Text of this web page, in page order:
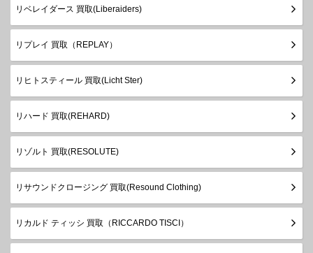
リベレイダース 買取(Liberaiders)
リプレイ 買取（REPLAY）
リヒトスティール 買取(Licht Ster)
リハード 買取(REHARD)
リゾルト 買取(RESOLUTE)
リサウンドクロージング 買取(Resound Clothing)
リカルド ティッシ 買取（RICCARDO TISCI）